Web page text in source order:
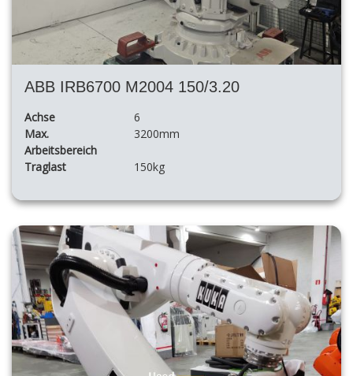
ABB IRB6700 M2004 150/3.20
Achse
6
Max.
Arbeitsbereich
3200mm
Traglast 150kg